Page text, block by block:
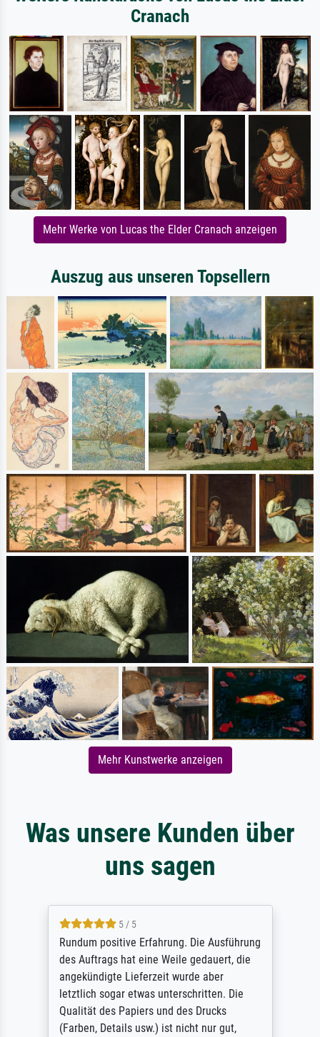
Cranach
Mehr Werke von Lucas the Elder Cranach anzeigen
Auszug aus unseren Topsellern
Mehr Kunstwerke anzeigen
Was unsere Kunden über
uns sagen
5 / 5
Rundum positive Erfahrung. Die Ausführung
des Auftrags hat eine Weile gedauert, die
angekündigte Lieferzeit wurde aber
letztlich sogar etwas unterschritten. Die
Qualität des Papiers und des Drucks
(Farben, Details usw.) ist nicht nur gut,